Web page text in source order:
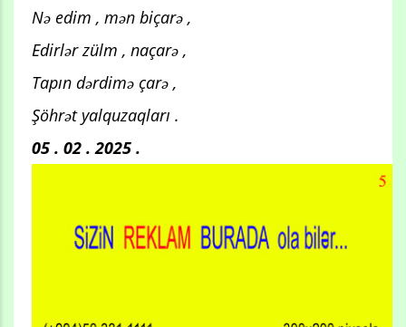
Nə edim , mən biçarə ,
Edirlər zülm , naçarə ,
Tapın dərdimə çarə ,
Şöhrət yalquzaqları .
05 . 02 . 2025 .